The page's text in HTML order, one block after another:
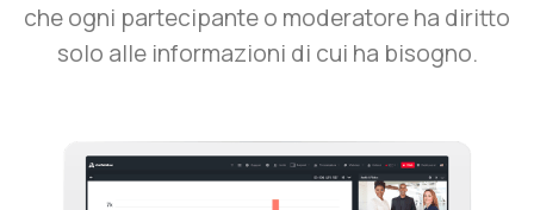
che ogni partecipante o moderatore ha diritto
solo alle informazioni di cui ha bisogno.